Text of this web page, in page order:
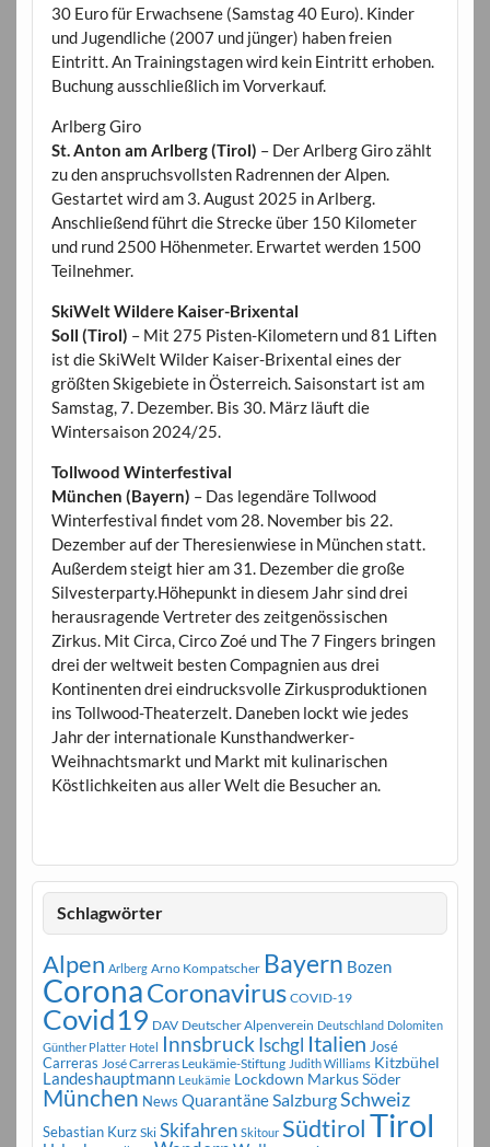
30 Euro für Erwachsene (Samstag 40 Euro). Kinder
und Jugendliche (2007 und jünger) haben freien
Eintritt. An Trainingstagen wird kein Eintritt erhoben.
Buchung ausschließlich im Vorverkauf.
Arlberg Giro
St. Anton am Arlberg (Tirol) – Der Arlberg Giro zählt
zu den anspruchsvollsten Radrennen der Alpen.
Gestartet wird am 3. August 2025 in Arlberg.
Anschließend führt die Strecke über 150 Kilometer
und rund 2500 Höhenmeter. Erwartet werden 1500
Teilnehmer.
SkiWelt Wildere Kaiser-Brixental
Soll (Tirol) – Mit 275 Pisten-Kilometern und 81 Liften
ist die SkiWelt Wilder Kaiser-Brixental eines der
größten Skigebiete in Österreich. Saisonstart ist am
Samstag, 7. Dezember. Bis 30. März läuft die
Wintersaison 2024/25.
Tollwood Winterfestival
München (Bayern) – Das legendäre Tollwood
Winterfestival findet vom 28. November bis 22.
Dezember auf der Theresienwiese in München statt.
Außerdem steigt hier am 31. Dezember die große
Silvesterparty.Höhepunkt in diesem Jahr sind drei
herausragende Vertreter des zeitgenössischen
Zirkus. Mit Circa, Circo Zoé und The 7 Fingers bringen
drei der weltweit besten Compagnien aus drei
Kontinenten drei eindrucksvolle Zirkusproduktionen
ins Tollwood-Theaterzelt. Daneben lockt wie jedes
Jahr der internationale Kunsthandwerker-
Weihnachtsmarkt und Markt mit kulinarischen
Köstlichkeiten aus aller Welt die Besucher an.
Schlagwörter
Alpen Arlberg Arno Kompatscher Bayern Bozen
CoronaCoronavirus COVID-19
Covid19 DAV Deutscher Alpenverein Deutschland Dolomiten
Günther Platter Hotel Innsbruck Ischgl Italien José
Carreras José Carreras Leukämie-Stiftung Judith Williams Kitzbühel
Landeshauptmann Leukämie Lockdown Markus Söder
München News QuarantäneSalzburgSchweiz
Sebastian Kurz Ski Skifahren Skitour SüdtirolTirol